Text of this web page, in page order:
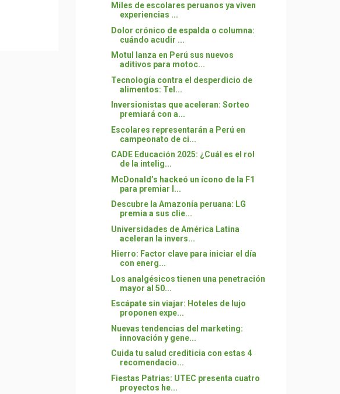
Miles de escolares peruanos ya viven
experiencias ...
Dolor crónico de espalda o columna:
cuándo acudir ...
Motul lanza en Perú sus nuevos
aditivos para motoc...
Tecnología contra el desperdicio de
alimentos: Tel...
Inversionistas que aceleran: Sorteo
premiará con a...
Escolares representarán a Perú en
campeonato de ci...
CADE Educación 2025: ¿Cuál es el rol
de la intelig...
McDonald’s hackeó un ícono de la F1
para premiar l...
Descubre la Amazonía peruana: LG
premia a sus clie...
Universidades de América Latina
aceleran la invers...
Hierro: Factor clave para iniciar el día
con energ...
Los analgésicos tienen una penetración
mayor al 50...
Escápate sin viajar: Hoteles de lujo
proponen expe...
Nuevas tendencias del marketing:
innovación y gene...
Cuida tu salud crediticia con estas 4
recomendacio...
Fiestas Patrias: UTEC presenta cuatro
proyectos he...